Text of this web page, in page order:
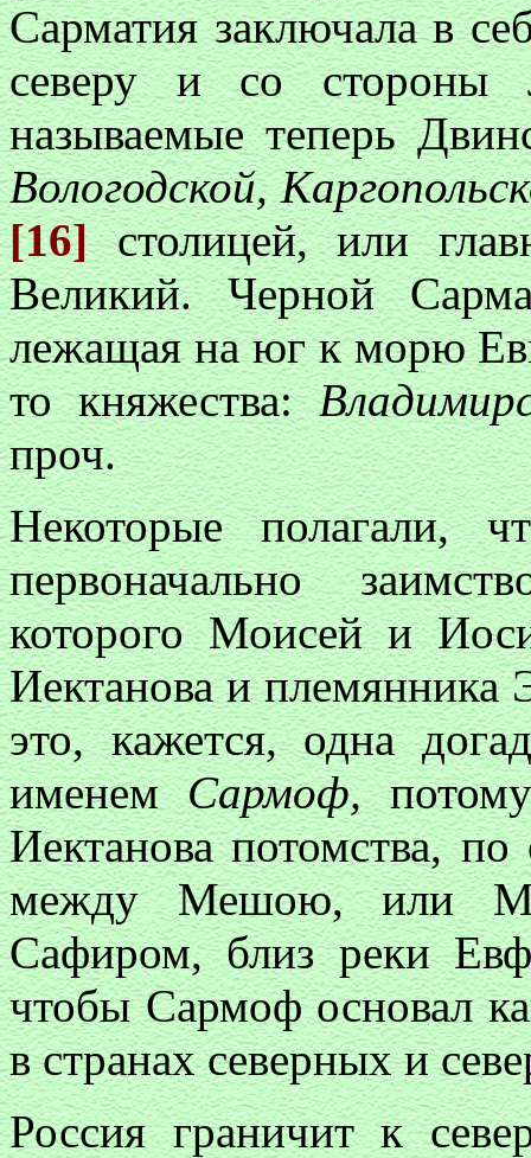
Сарматия заключала в
северу и со
называемые теперь
Вологодской,
[16]столицей, или
Великий. Черной
лежащая на юг к морю
то княжества:
проч.
Некоторые полагали,
первоначально
которого Моисей и
Иектанова и племянника
это, кажется, одна
именемСармоф,
Иектанова потомства,
между Мешою, или
Сафиром, близ реки
чтобы Сармоф основал
в странах северных и
Россия граничит к